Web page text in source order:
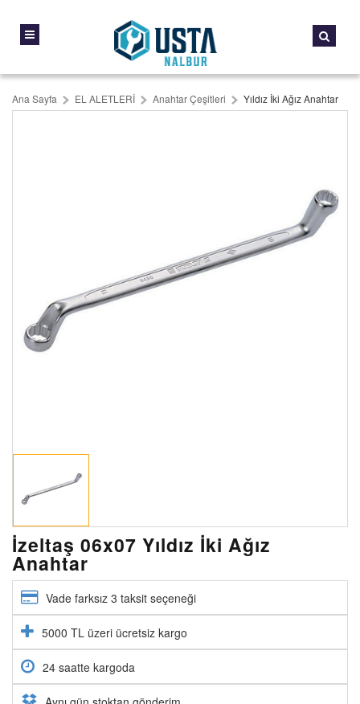
Ana Sayfa EL ALETLERİ Anahtar Çeşitleri Yıldız İki Ağız Anahtar
İzeltaş 06x07 Yıldız İki Ağız
Anahtar
Vade farksız 3 taksit seçeneği
5000 TL üzeri ücretsiz kargo
24 saatte kargoda